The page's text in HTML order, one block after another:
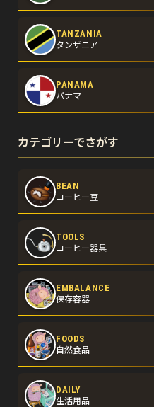
TANZANIA
タンザニア
PANAMA
パナマ
カテゴリーでさがす
BEAN
コーヒー豆
TOOLS
コーヒー器具
EMBALANCE
保存容器
FOODS
自然食品
DAILY
生活用品